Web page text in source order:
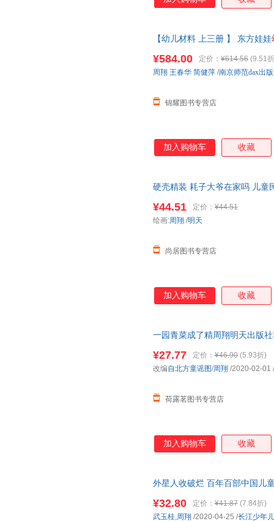
【幼儿材料 上三册 】 东方娃娃
¥584.00 定价： ¥614.56 (9.51
锦耀图书专营店
周翔 王春华 简健萍 /南京师范dax出
加入购物车 收藏
硬壳精装 耗子大爷在家吗 儿童
¥44.51 定价： ¥44.51
尚居图书专营店
绘画:周翔 /明天
加入购物车 收藏
一园青菜成了精周翔明天出版
记童书中小学用书科普读物自
¥27.77 定价： ¥46.90 (5.93折)
荷露茗图书专营店
改编自北方童谣图/周翔 /2020-02-01 /
加入购物车 收藏
外星人收破烂 百年百部中国儿
¥32.80 定价： ¥41.87 (7.84折)
武玉桂,周翔 /2020-04-25 /长江少年